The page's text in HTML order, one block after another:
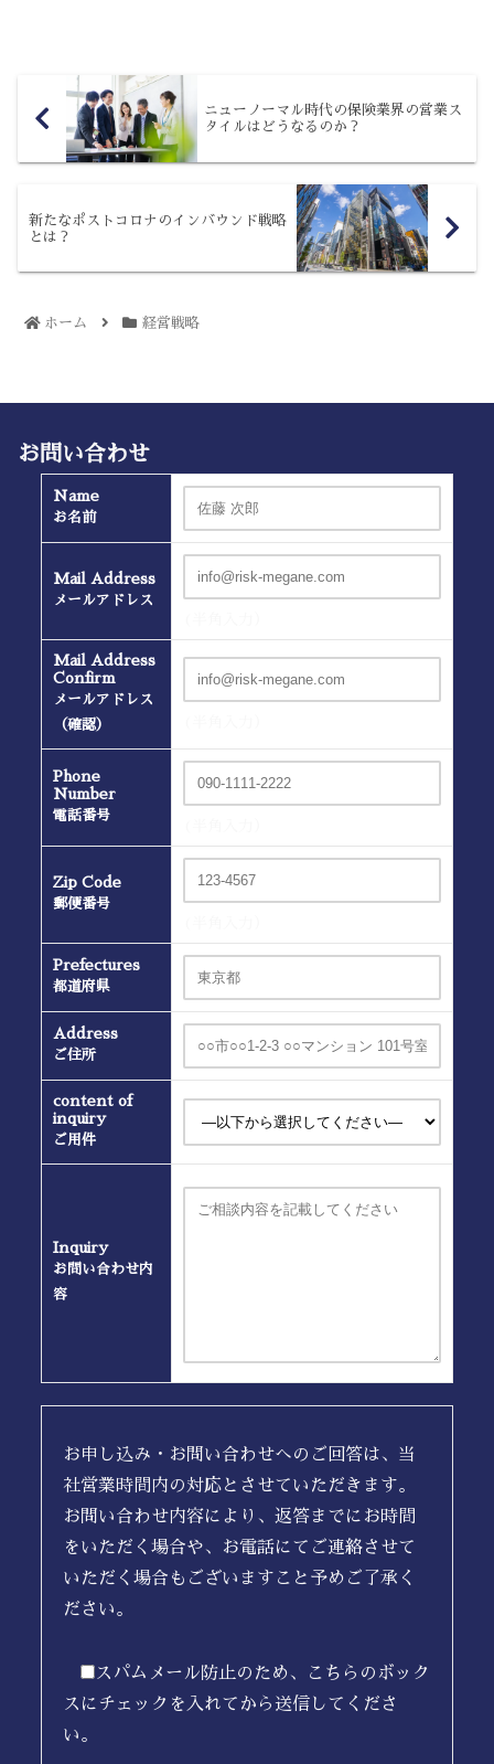
ニューノーマル時代の保険業界の営業ス
タイルはどうなるのか？
新たなポストコロナのインバウンド戦略
とは？
ホーム 経営戦略
お問い合わせ
Name
お名前
Mail Address
メールアドレス
Mail Address
Confirm
メールアドレス
（確認）
Phone
Number
電話番号
Zip Code
郵便番号
Prefectures
都道府県
Address
ご住所
content of
inquiry
ご用件
Inquiry
お問い合わせ内
容
お申し込み・お問い合わせへのご回答は、当
社営業時間内の対応とさせていただきます。
お問い合わせ内容により、返答までにお時間
をいただく場合や、お電話にてご連絡させて
いただく場合もございますこと予めご了承く
ださい。
スパムメール防止のため、こちらのボック
スにチェックを入れてから送信してくださ
い。